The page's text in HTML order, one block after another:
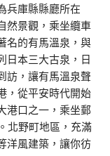
兵庫縣縣廳所在
然景觀，乘坐纜車
名的有馬溫泉，與
日本三大古泉，日
訪，讓有馬溫泉聲
，從平安時代開始
港口之一，乘坐郵
北野町地區，充滿
洋風建築，讓你彷